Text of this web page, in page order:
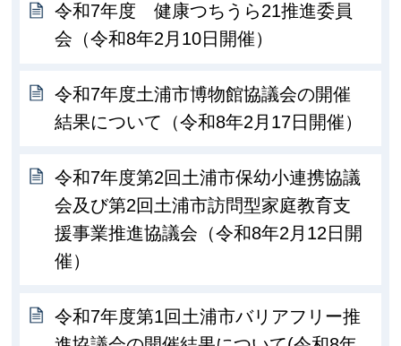
令和7年度 健康つちうら21推進委員
会（令和8年2月10日開催）
令和7年度土浦市博物館協議会の開催
結果について（令和8年2月17日開催）
令和7年度第2回土浦市保幼小連携協議
会及び第2回土浦市訪問型家庭教育支
援事業推進協議会（令和8年2月12日開
催）
令和7年度第1回土浦市バリアフリー推